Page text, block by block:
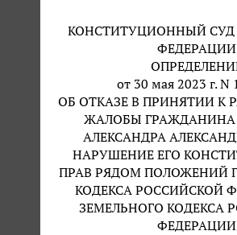
КОНСТИТУЦИОННЫЙ
ФЕДЕРАЦИИ
от 30 мая 2023 г. N
ОБ ОТКАЗЕ В ПРИНЯТИИ К
ЖАЛОБЫ
АЛЕКСАНДРА
НАРУШЕНИЕ ЕГО
ПРАВ РЯДОМ ПОЛОЖЕНИЙ
КОДЕКСА РОССИЙСКОЙ
ЗЕМЕЛЬНОГО КОДЕКСА
ФЕДЕРАЦИИ